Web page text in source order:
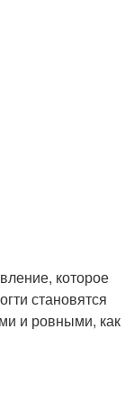
которое
становятся
и ровными, как